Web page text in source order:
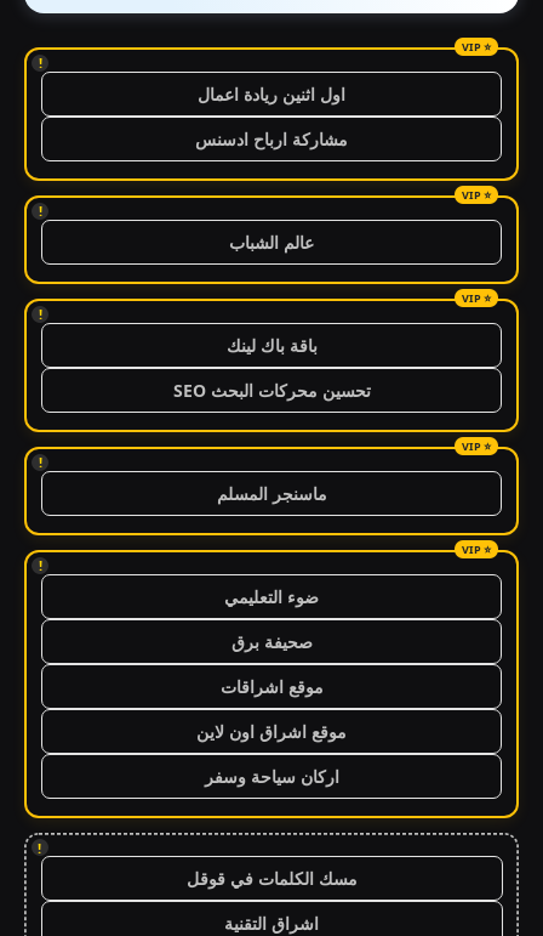
!
اول اثنين ريادة اعمال
مشاركة ارباح ادسنس
!
عالم الشباب
!
باقة باك لينك
تحسين محركات البحث SEO
!
ماسنجر المسلم
!
ضوء التعليمي
صحيفة برق
موقع اشراقات
موقع اشراق اون لاين
اركان سياحة وسفر
!
مسك الكلمات في قوقل
اشراق التقنية